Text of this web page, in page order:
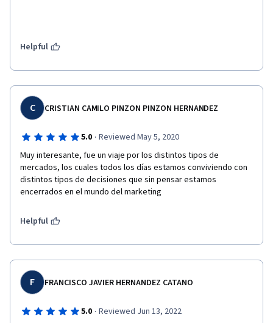
Helpful
C CRISTIAN CAMILO PINZON PINZON HERNANDEZ
5.0 · Reviewed May 5, 2020
Muy interesante, fue un viaje por los distintos tipos de
mercados, los cuales todos los días estamos conviviendo con
distintos tipos de decisiones que sin pensar estamos
encerrados en el mundo del marketing
Helpful
F FRANCISCO JAVIER HERNANDEZ CATANO
5.0 · Reviewed Jun 13, 2022